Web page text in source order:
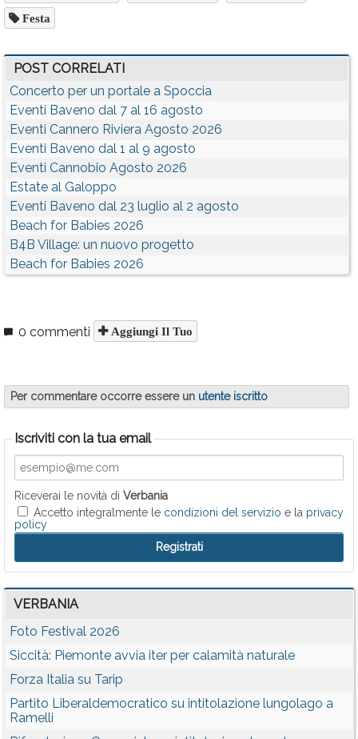
Festa
POST CORRELATI
Concerto per un portale a Spoccia
Eventi Baveno dal 7 al 16 agosto
Eventi Cannero Riviera Agosto 2026
Eventi Baveno dal 1 al 9 agosto
Eventi Cannobio Agosto 2026
Estate al Galoppo
Eventi Baveno dal 23 luglio al 2 agosto
Beach for Babies 2026
B4B Village: un nuovo progetto
Beach for Babies 2026
0 commenti Aggiungi Il Tuo
Per commentare occorre essere un utente iscritto
Iscriviti con la tua email
Riceverai le novità di Verbania
Accetto integralmente le condizioni del servizio e la privacy
policy
VERBANIA
Foto Festival 2026
Siccità: Piemonte avvia iter per calamità naturale
Forza Italia su Tarip
Partito Liberaldemocratico su intitolazione lungolago a
Ramelli